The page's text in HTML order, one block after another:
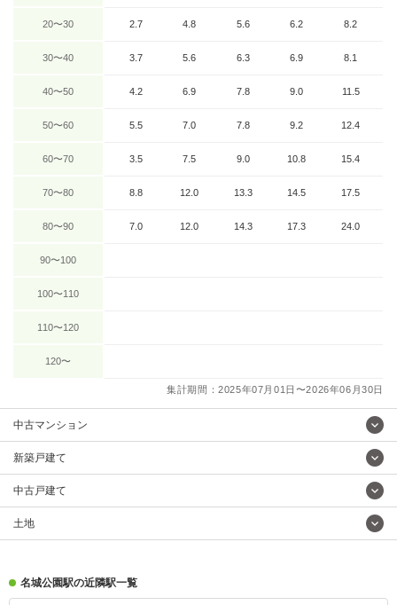
20〜30 2.7 4.8 5.6 6.2 8.2
30〜40 3.7 5.6 6.3 6.9 8.1
40〜50 4.2 6.9 7.8 9.0 11.5
50〜60 5.5 7.0 7.8 9.2 12.4
60〜70 3.5 7.5 9.0 10.8 15.4
70〜80 8.8 12.0 13.3 14.5 17.5
80〜90 7.0 12.0 14.3 17.3 24.0
90〜100
100〜110
110〜120
120〜
集計期間：2025年07月01日〜2026年06月30日
中古マンション
新築戸建て
中古戸建て
土地
名城公園駅の近隣駅一覧